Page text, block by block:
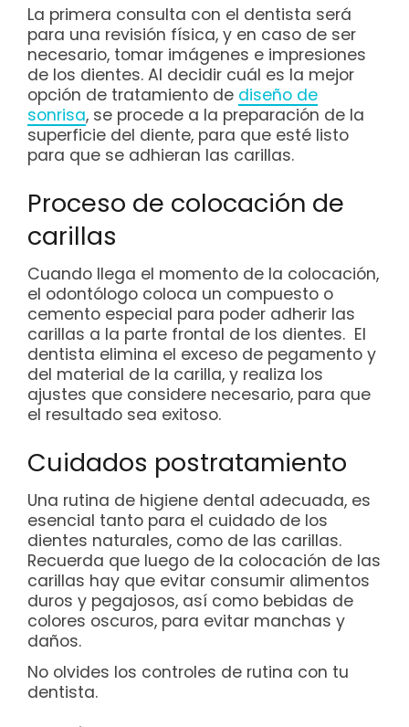
La primera consulta con el dentista será
para una revisión física, y en caso de ser
necesario, tomar imágenes e impresiones
de los dientes. Al decidir cuál es la mejor
opción de tratamiento de diseño de
sonrisa, se procede a la preparación de la
superficie del diente, para que esté listo
para que se adhieran las carillas.
Proceso de colocación de
carillas
Cuando llega el momento de la colocación,
el odontólogo coloca un compuesto o
cemento especial para poder adherir las
carillas a la parte frontal de los dientes. El
dentista elimina el exceso de pegamento y
del material de la carilla, y realiza los
ajustes que considere necesario, para que
el resultado sea exitoso.
Cuidados postratamiento
Una rutina de higiene dental adecuada, es
esencial tanto para el cuidado de los
dientes naturales, como de las carillas.
Recuerda que luego de la colocación de las
carillas hay que evitar consumir alimentos
duros y pegajosos, así como bebidas de
colores oscuros, para evitar manchas y
daños.
No olvides los controles de rutina con tu
dentista.